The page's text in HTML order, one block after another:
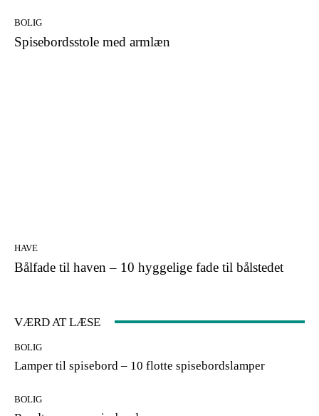
BOLIG
Spisebordsstole med armlæn
HAVE
Bålfade til haven – 10 hyggelige fade til bålstedet
VÆRD AT LÆSE
BOLIG
Lamper til spisebord – 10 flotte spisebordslamper
BOLIG